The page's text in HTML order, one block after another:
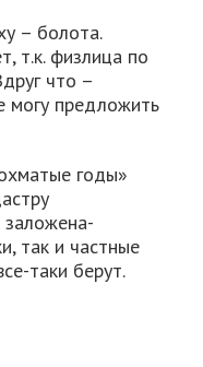
– болота.
т.к. физлица по
что –
могу предложить
годы»
заложена-
так и частные
таки берут.